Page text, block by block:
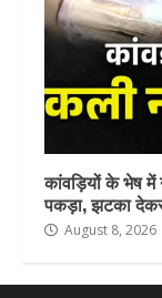
कांवड़ियों के भेष में
पकड़ा, झटका
August 8, 2026